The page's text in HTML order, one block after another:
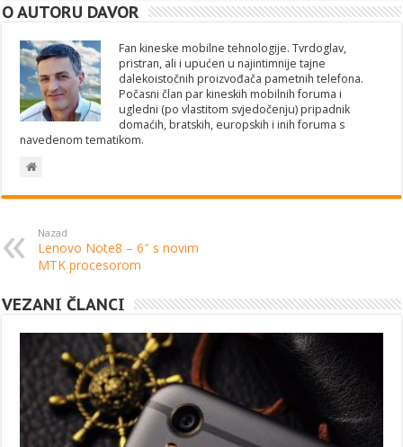
O AUTORU DAVOR
Fan kineske mobilne tehnologije. Tvrdoglav,
pristran, ali i upućen u najintimnije tajne
dalekoistočnih proizvođača pametnih telefona.
Počasni član par kineskih mobilnih foruma i
ugledni (po vlastitom svjedočenju) pripadnik
domaćih, bratskih, europskih i inih foruma s
navedenom tematikom.
Nazad
Lenovo Note8 – 6″ s novim
MTK procesorom
VEZANI ČLANCI